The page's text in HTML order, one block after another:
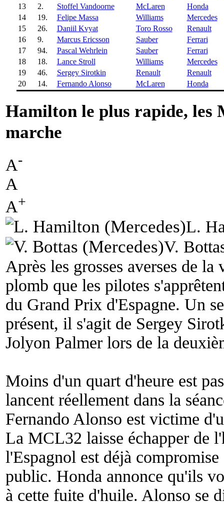
13
2. Stoffel Vandoorne McLaren
Honda
14
19. Felipe Massa Williams
Mercedes
15
26. Daniil Kvyat Toro Rosso
Renault
16
9. Marcus Ericsson Sauber
Ferrari
17
94. Pascal Wehrlein Sauber
Ferrari
18
18. Lance Stroll Williams
Mercedes
19
46. Sergey Sirotkin Renault
Renault
20
14. Fernando Alonso McLaren Honda
Hamilton le plus rapide, les
marche
A-
A
A+
L.
V.
Après les grosses averses de
plomb que les pilotes
du Grand Prix d'Espagne. Un
présent, il s'agit de Sergey
Jolyon Palmer lors de la
Moins d'un quart d'heure est
lancent réellement dans la
Fernando Alonso est victime
La MCL32 laisse échapper de
l'Espagnol est déjà
public. Honda annonce qu'ils
à cette fuite d'huile. Alonso se